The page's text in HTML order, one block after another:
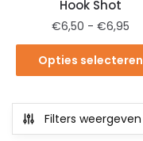
Hook Shot
€6,50 - €6,95
Opties selecteren
Filters weergeven